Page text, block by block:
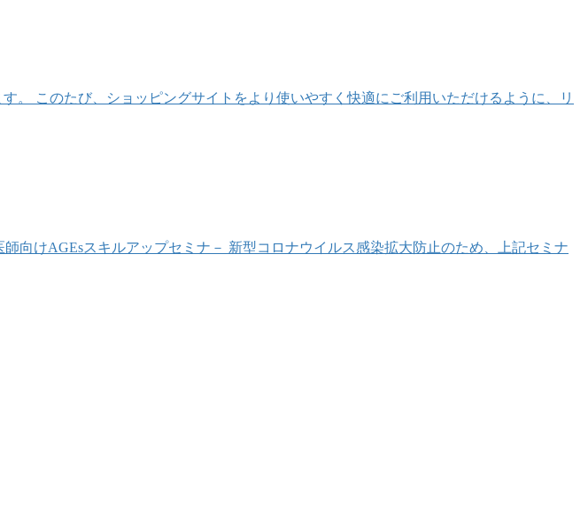
。 このたび、ショッピングサイトをより使いやすく快適にご利用いただけるように、リ
向けAGEsスキルアップセミナ－ 新型コロナウイルス感染拡大防止のため、上記セミナ